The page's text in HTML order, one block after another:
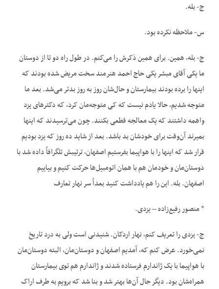
ج- بله.
س- ملاحظه نکرده بود.
ج- بله، همین. برای همین ذکرش را می‌کنم. در طول راه دو تا از دوستان
ما یکی آقای مبشر یکی حاج احمد هنرمند سخت مریض شده بودند که
اینها را برده بودند بیمارستان و حال‌شان روز به روز بدتر می‌شد. بعد ما
متوجه شدیم، حالا یادم نیست که کی متوجه‌مان کرد، که دکترهای یزد
واهمه داشتند که یک معالجه قطعی بکنند. چون می‌ترسیدند که اینها
بمیرند آن‌وقت برای خودشان بد باشد. بعد از شاید ده روز که یزد بودیم
قرار شد که اینها را با هواپیما بفرستیم اصفهان، ترتیبش تلگرافاً داده شد با
دوستان‌مان و خودمان هم با همان اتومبیل‌ها حرکت کنیم و بیاییم
اصفهان. بله. این را هم یادداشت کنید بعداً سر نهار تعارف
* منصور رفیع‌زاده – یزدی.
ج- یزدی را تعریف کنم، نهار اردکان. شنیدنی است ولی به درد تاریخ
نمی‌خورد. عرض کنم که، آمدیم اصفهان و دوستان‌مان، البته دوستان‌مان
با هواپیما با یک ژاندارم فرستاده شدند و ژاندارم هم توی بیمارستان
همراه‌شان بود. دیگر حال آن‌ها بهتر شد و بنا شد که برویم به طرف اراک